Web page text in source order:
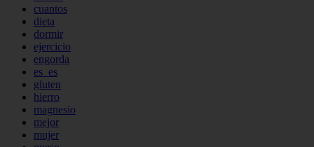
cuantos
dieta
dormir
ejercicio
engorda
es_es
gluten
hierro
magnesio
mejor
mujer